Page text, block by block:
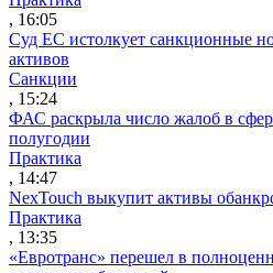
, 16:05
Суд ЕС истолкует санкционные
активов
Санкции
, 15:24
ФАС раскрыла число жалоб в
полугодии
Практика
, 14:47
NexTouch выкупит активы
Практика
, 13:35
«Евротранс» перешел в